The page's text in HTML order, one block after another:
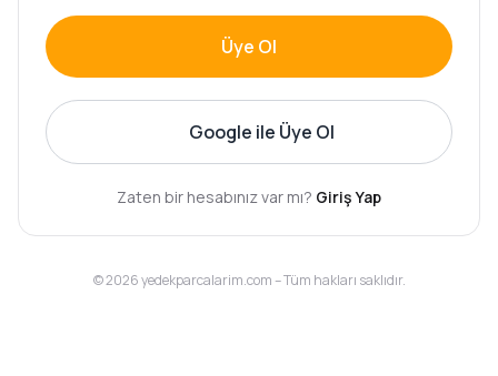
Üye Ol
Google ile Üye Ol
Zaten bir hesabınız var mı? Giriş Yap
© 2026 yedekparcalarim.com – Tüm hakları saklıdır.